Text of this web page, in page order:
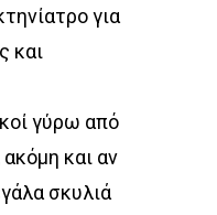
για
και
γύρω από
και αν
σκυλιά